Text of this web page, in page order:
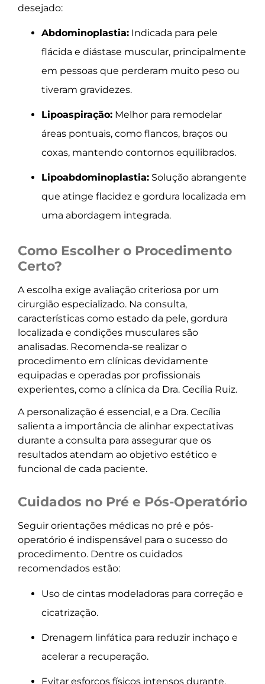
desejado:
Abdominoplastia: Indicada para pele
flácida e diástase muscular, principalmente
em pessoas que perderam muito peso ou
tiveram gravidezes.
Lipoaspiração: Melhor para remodelar
áreas pontuais, como flancos, braços ou
coxas, mantendo contornos equilibrados.
Lipoabdominoplastia: Solução abrangente
que atinge flacidez e gordura localizada em
uma abordagem integrada.
Como Escolher o Procedimento
Certo?
A escolha exige avaliação criteriosa por um
cirurgião especializado. Na consulta,
características como estado da pele, gordura
localizada e condições musculares são
analisadas. Recomenda-se realizar o
procedimento em clínicas devidamente
equipadas e operadas por profissionais
experientes, como a clínica da Dra. Cecília Ruiz.
A personalização é essencial, e a Dra. Cecília
salienta a importância de alinhar expectativas
durante a consulta para assegurar que os
resultados atendam ao objetivo estético e
funcional de cada paciente.
Cuidados no Pré e Pós-Operatório
Seguir orientações médicas no pré e pós-
operatório é indispensável para o sucesso do
procedimento. Dentre os cuidados
recomendados estão:
Uso de cintas modeladoras para correção e
cicatrização.
Drenagem linfática para reduzir inchaço e
acelerar a recuperação.
Evitar esforços físicos intensos durante,